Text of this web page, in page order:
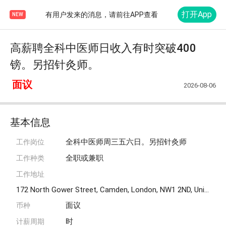
NEW 有用户发来的消息，请前往APP查看 打开App
高薪聘全科中医师日收入有时突破400
镑。另招针灸师。
面议 2026-08-06
基本信息
工作岗位 全科中医师周三五六日。另招针灸师
工作种类 全职或兼职
工作地址
172 North Gower Street, Camden, London, NW1 2ND, United Kingdom
币种 面议
计薪周期 时